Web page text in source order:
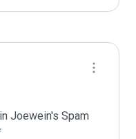
Joewein's Spam